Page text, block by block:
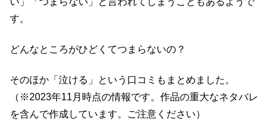
す。
どんなところがひどくてつまらないの？
そのほか「泣ける」という口コミもまとめました。
（※2023年11月時点の情報です。作品の重大なネタバレ
を含んで作成しています。ご注意ください）